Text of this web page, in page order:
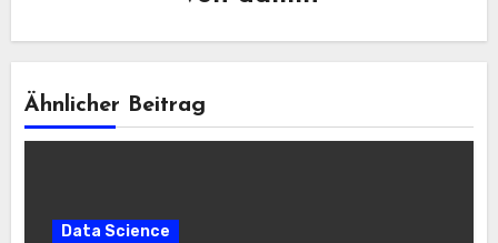
Ähnlicher Beitrag
Data Science